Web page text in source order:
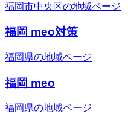
福岡市中央区の地域ページ
福岡 meo対策
福岡県の地域ページ
福岡 meo
福岡県の地域ページ